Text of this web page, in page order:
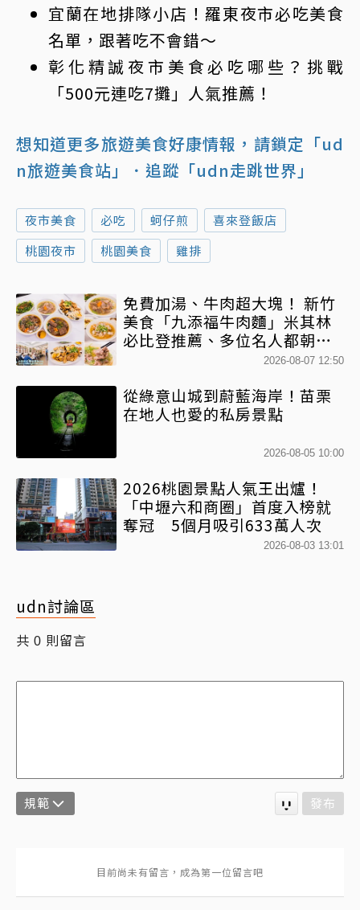
宜蘭在地排隊小店！羅東夜市必吃美食
名單，跟著吃不會錯～
彰化精誠夜市美食必吃哪些？挑戰
「500元連吃7攤」人氣推薦！
想知道更多旅遊美食好康情報，請鎖定「ud
n旅遊美食站」
．追蹤「udn走跳世界」
夜市美食 必吃 蚵仔煎
喜來登飯店
桃園夜市
桃園美食 雞排
免費加湯、牛肉超大塊！ 新竹
美食「九添福牛肉麵」米其林
必比登推薦、多位名人都朝聖
2026-08-07 12:50
從綠意山城到蔚藍海岸！苗栗
在地人也愛的私房景點
2026-08-05 10:00
2026桃園景點人氣王出爐！
「中壢六和商圈」首度入榜就
奪冠 5個月吸引633萬人次
2026-08-03 13:01
udn討論區
共 0 則留言
規範 發布